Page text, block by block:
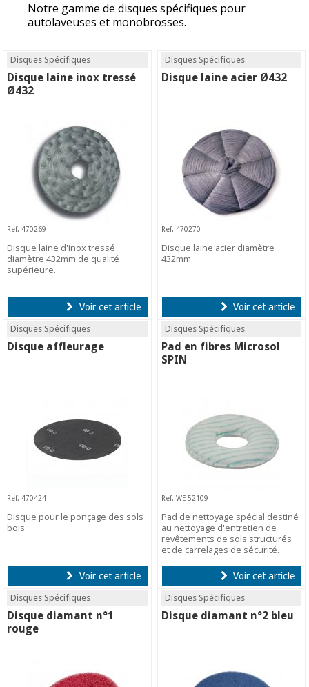
Notre gamme de disques spécifiques pour
autolaveuses et monobrosses.
Disques Spécifiques
Disque laine inox tressé
Ø432
Ref. 470269
Disque laine d'inox tressé
diamètre 432mm de qualité
supérieure.
Voir cet article
Disques Spécifiques
Disque laine acier Ø432
Ref. 470270
Disque laine acier diamètre
432mm.
Voir cet article
Disques Spécifiques
Disque affleurage
Ref. 470424
Disque pour le ponçage des sols
bois.
Voir cet article
Disques Spécifiques
Pad en fibres Microsol
SPIN
Ref. WE-52109
Pad de nettoyage spécial destiné
au nettoyage d'entretien de
revêtements de sols structurés
et de carrelages de sécurité.
Voir cet article
Disques Spécifiques
Disque diamant n°1
rouge
Disques Spécifiques
Disque diamant n°2 bleu